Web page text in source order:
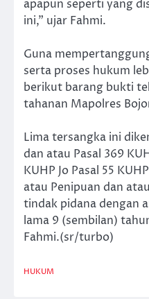
apapun seperti yang
ini,” ujar Fahmi.
Guna
serta proses hukum
berikut barang bukti
tahanan Mapolres
Lima tersangka ini
dan atau Pasal 369
KUHP Jo Pasal 55
atau Penipuan dan
tindak pidana dengan
lama 9 (sembilan)
Fahmi.(sr/turbo)
HUKUM